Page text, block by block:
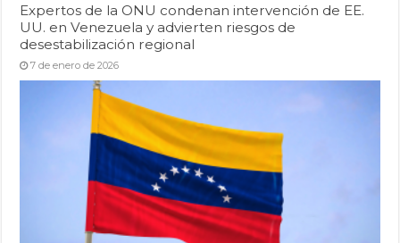
Expertos de la ONU condenan intervención de EE.
UU. en Venezuela y advierten riesgos de
desestabilización regional
7 de enero de 2026